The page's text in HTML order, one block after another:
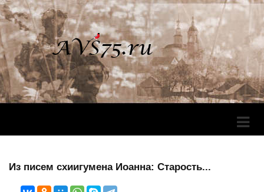
Из писем схиигумена Иоанна: Старость...